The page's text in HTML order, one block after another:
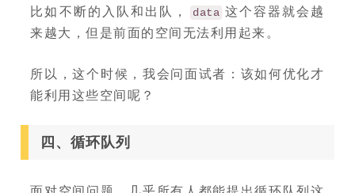
比如不断的入队和出队，
data 这个容器就会越
来越大，但是前面的空间无法利用起来。
所以，这个时候，我会问面试者：该如何优化才
能利用这些空间呢？
四、循环队列